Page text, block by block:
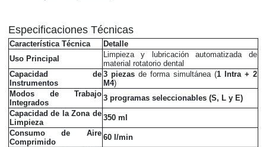
Especificaciones Técnicas
Característica Técnica
Detalle
Uso Principal
Limpieza y lubricación automatizada de
material rotatorio dental
Capacidad de
Instrumentos
3 piezasde forma simultánea (1 Intra + 2
M4)
Modos de Trabajo
Integrados
3 programas seleccionables (S, L y E)
Capacidad de la Zona de
Limpieza
350 ml
Consumo de Aire
Comprimido
60 l/min